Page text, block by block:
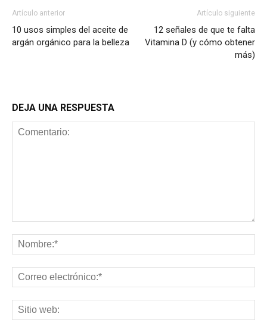
Artículo anterior
10 usos simples del aceite de
argán orgánico para la belleza
Artículo siguiente
12 señales de que te falta
Vitamina D (y cómo obtener
más)
DEJA UNA RESPUESTA